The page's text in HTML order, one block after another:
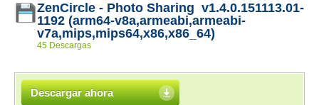
ZenCircle - Photo Sharing v1.4.0.151113.01-
1192 (arm64-v8a,armeabi,armeabi-
v7a,mips,mips64,x86,x86_64)
45 Descargas
Descargar ahora